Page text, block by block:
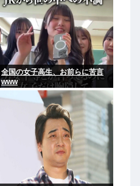
全国の女子高生、お前らに苦言
www